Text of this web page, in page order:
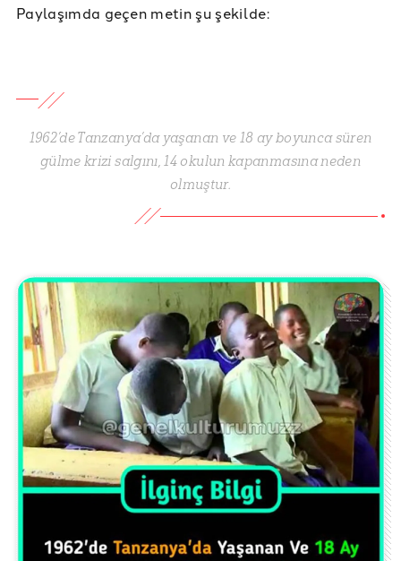
Paylaşımda geçen metin şu şekilde:
1962’de Tanzanya’da yaşanan ve 18 ay boyunca süren
gülme krizi salgını, 14 okulun kapanmasına neden
olmuştur.